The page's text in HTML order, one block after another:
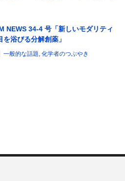
NEWS 34-4 号「新しいモダリティ
を浴びる分解創薬」
一般的な話題, 化学者のつぶやき